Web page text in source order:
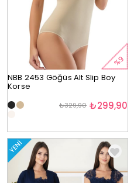
%9
NBB 2453 Göğüs Alt Slip Boy
Korse
₺299,90
₺329,90
YENI